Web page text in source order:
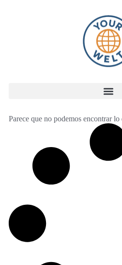
Parece que no podemos encontrar lo